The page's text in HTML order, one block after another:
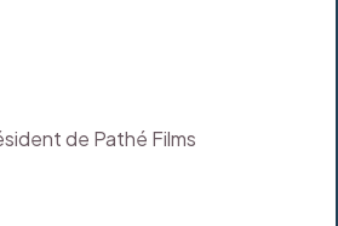
de Pathé Films